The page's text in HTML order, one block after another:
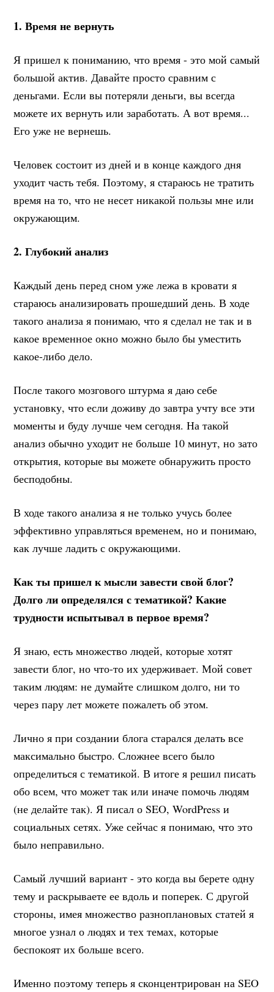
1. Время не вернуть
Я пришел к пониманию, что время - это мой самый
большой актив. Давайте просто сравним с
деньгами. Если вы потеряли деньги, вы всегда
можете их вернуть или заработать. А вот время...
Его уже не вернешь.
Человек состоит из дней и в конце каждого дня
уходит часть тебя. Поэтому, я стараюсь не тратить
время на то, что не несет никакой пользы мне или
окружающим.
2. Глубокий анализ
Каждый день перед сном уже лежа в кровати я
стараюсь анализировать прошедший день. В ходе
такого анализа я понимаю, что я сделал не так и в
какое временное окно можно было бы уместить
какое-либо дело.
После такого мозгового штурма я даю себе
установку, что если доживу до завтра учту все эти
моменты и буду лучше чем сегодня. На такой
анализ обычно уходит не больше 10 минут, но зато
открытия, которые вы можете обнаружить просто
бесподобны.
В ходе такого анализа я не только учусь более
эффективно управляться временем, но и понимаю,
как лучше ладить с окружающими.
Как ты пришел к мысли завести свой блог?
Долго ли определялся с тематикой? Какие
трудности испытывал в первое время?
Я знаю, есть множество людей, которые хотят
завести блог, но что-то их удерживает. Мой совет
таким людям: не думайте слишком долго, ни то
через пару лет можете пожалеть об этом.
Лично я при создании блога старался делать все
максимально быстро. Сложнее всего было
определиться с тематикой. В итоге я решил писать
обо всем, что может так или иначе помочь людям
(не делайте так). Я писал о SEO, WordPress и
социальных сетях. Уже сейчас я понимаю, что это
было неправильно.
Самый лучший вариант - это когда вы берете одну
тему и раскрываете ее вдоль и поперек. С другой
стороны, имея множество разноплановых статей я
многое узнал о людях и тех темах, которые
беспокоят их больше всего.
Именно поэтому теперь я сконцентрирован на SEO